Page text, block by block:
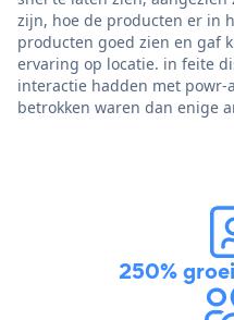
zijn, hoe de producten er in
producten goed zien en gaf
ervaring op locatie. in feite
interactie hadden met powr-
betrokken waren dan enige
250% groei